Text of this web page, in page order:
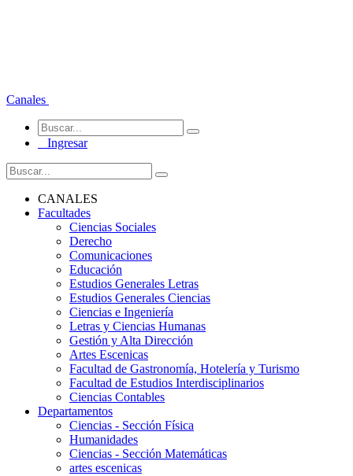
Canales
Ingresar
CANALES
Facultades
Ciencias Sociales
Derecho
Comunicaciones
Educación
Estudios Generales Letras
Estudios Generales Ciencias
Ciencias e Ingeniería
Letras y Ciencias Humanas
Gestión y Alta Dirección
Artes Escenicas
Facultad de Gastronomía, Hotelería y Turismo
Facultad de Estudios Interdisciplinarios
Ciencias Contables
Departamentos
Ciencias - Sección Física
Humanidades
Ciencias - Sección Matemáticas
artes escenicas